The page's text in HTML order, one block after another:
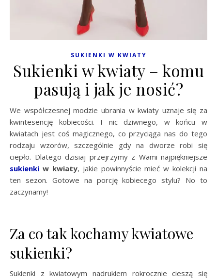
SUKIENKI W KWIATY
Sukienki w kwiaty – komu
pasują i jak je nosić?
We współczesnej modzie ubrania w kwiaty uznaje się za
kwintesencję kobiecości. I nic dziwnego, w końcu w
kwiatach jest coś magicznego, co przyciąga nas do tego
rodzaju wzorów, szczególnie gdy na dworze robi się
ciepło. Dlatego dzisiaj przejrzymy z Wami najpiękniejsze
sukienki w kwiaty, jakie powinnyście mieć w kolekcji na
ten sezon. Gotowe na porcję kobiecego stylu? No to
zaczynamy!
Za co tak kochamy kwiatowe
sukienki?
Sukienki z kwiatowym nadrukiem rokrocznie cieszą się